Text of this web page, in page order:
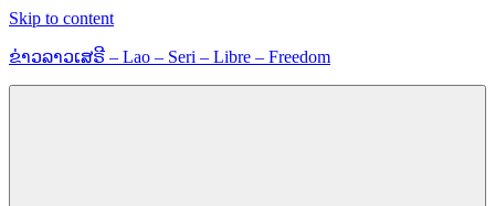
Skip to content
ຂ່າວລາວເສຣີ – Lao – Seri – Libre – Freedom